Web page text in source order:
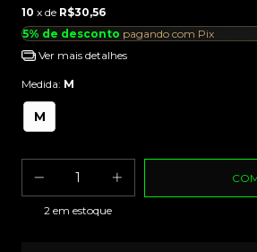
10 x de R$30,56
5% de desconto pagando com Pix
Ver mais detalhes
Medida: M
M
2 em estoque